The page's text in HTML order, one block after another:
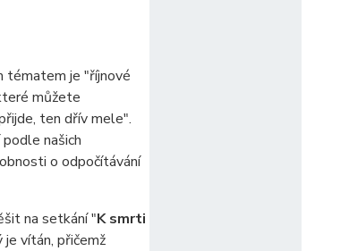
tématem je "říjnové
můžete
ten dřív mele".
našich
o odpočítávání
na setkání "K smrti
vítán, přičemž